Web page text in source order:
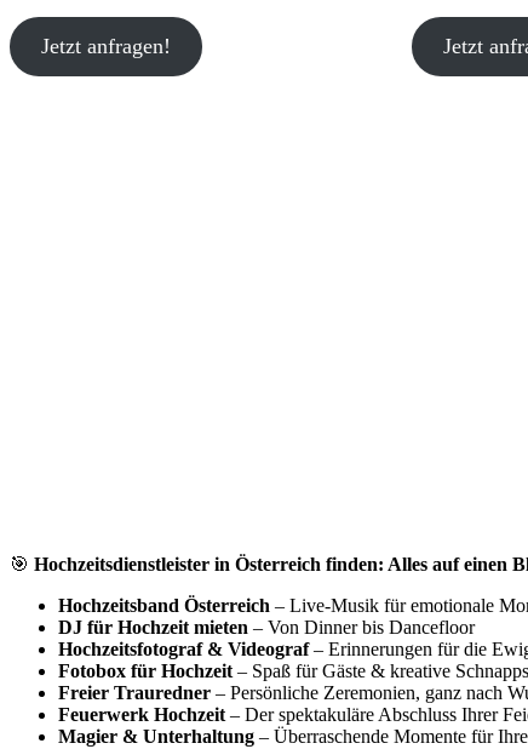
Jetzt anfragen! Jetzt
🎯 Hochzeitsdienstleister in Österreich finden: Alles auf einen
Hochzeitsband Österreich – Live-Musik für emotionale
DJ für Hochzeit mieten – Von Dinner bis Dancefloor
Hochzeitsfotograf & Videograf– Erinnerungen für die
Fotobox für Hochzeit – Spaß für Gäste & kreative
Freier Trauredner – Persönliche Zeremonien, ganz nach
Feuerwerk Hochzeit – Der spektakuläre Abschluss Ihrer
Magier & Unterhaltung – Überraschende Momente für